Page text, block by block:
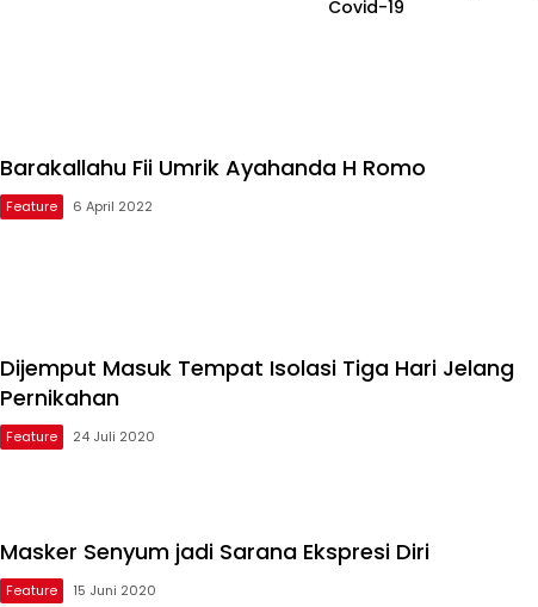
Covid-19
Barakallahu Fii Umrik Ayahanda H Romo
Feature 6 April 2022
Dijemput Masuk Tempat Isolasi Tiga Hari Jelang
Pernikahan
Feature 24 Juli 2020
Masker Senyum jadi Sarana Ekspresi Diri
Feature 15 Juni 2020